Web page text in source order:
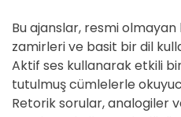
Bu ajanslar, resmi
zamirleri ve basit bir dil
Aktif ses kullanarak etkili
tutulmuş cümlelerle
Retorik sorular, analogiler